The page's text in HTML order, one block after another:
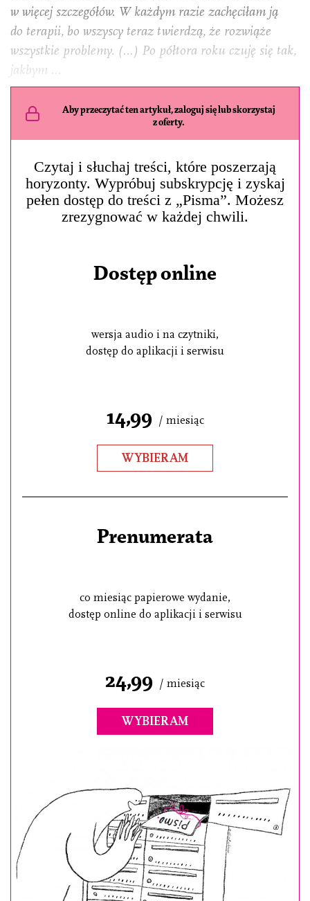
w więcej szczegółów. W każdym razie zachęciłam ją
do terapii, bo wszyscy teraz twierdzą, że rozwiąże
wszystkie problemy. (…) Po półtora roku czuję się tak,
jakbym …
Aby przeczytać ten artykuł, zaloguj się lub skorzystaj
z oferty.
Czytaj i słuchaj treści, które poszerzają
horyzonty. Wypróbuj subskrypcję i zyskaj
pełen dostęp do treści z „Pisma”. Możesz
zrezygnować w każdej chwili.
Dostęp online
wersja audio i na czytniki,
dostęp do aplikacji i serwisu
14,99 / miesiąc
WYBIERAM
Prenumerata
co miesiąc papierowe wydanie,
dostęp online do aplikacji i serwisu
24,99 / miesiąc
WYBIERAM